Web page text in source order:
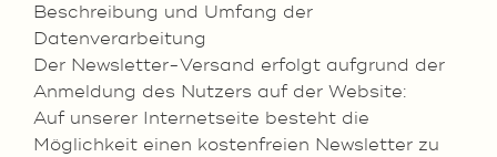
Beschreibung und Umfang der
Datenverarbeitung
Der Newsletter-Versand erfolgt aufgrund der
Anmeldung des Nutzers auf der Website:
Auf unserer Internetseite besteht die
Möglichkeit einen kostenfreien Newsletter zu